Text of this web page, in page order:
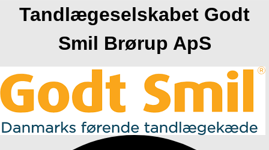
Tandlægeselskabet Godt
Smil Brørup ApS